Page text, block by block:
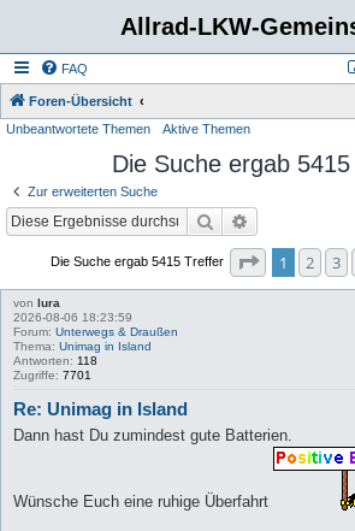
Allrad-LKW-
FAQ
Foren-Übersicht
Unbeantwortete Themen Aktive Themen
Die Suche ergab
Zur erweiterten Suche
Suche
Die Suche ergab 5415 Treffer Seite von
1 2 3
von lura
2026-08-06 18:23:59
Forum: Unterwegs & Draußen
Thema: Unimag in Island
Antworten: 118
Zugriffe: 7701
Re: Unimag in Island
Dann hast Du zumindest gute Batterien.
Wünsche Euch eine ruhige Überfahrt